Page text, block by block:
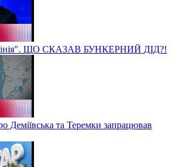
лінія". ЩО СКАЗАВ БУНКЕРНИЙ ДІД?!
Деміївська та Теремки запрацював